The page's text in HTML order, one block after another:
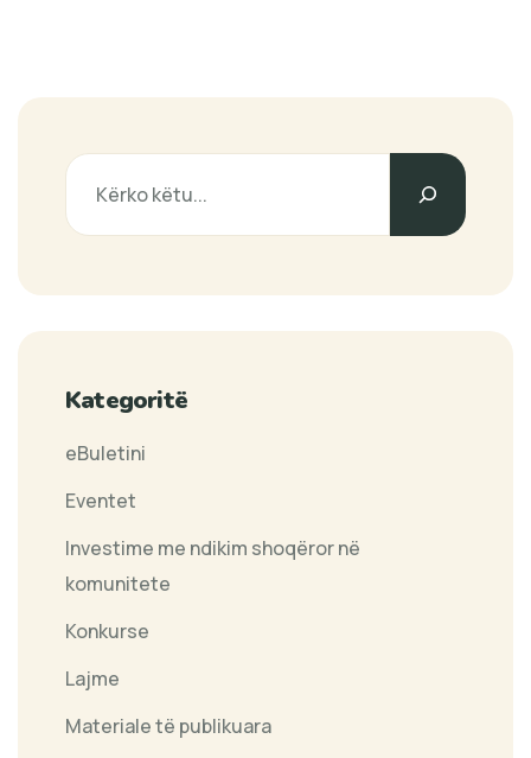
Search
Kategoritë
eBuletini
Eventet
Investime me ndikim shoqëror në
komunitete
Konkurse
Lajme
Materiale të publikuara